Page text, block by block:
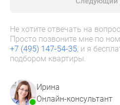
рынка
Покупателю
Экспертиза
новостроек
авторы
Не хотите отвечать на
Просто позвоните мне по
+7 (495) 147-54-35, и я
подбором квартиры.
Ирина
Онлайн-консультант